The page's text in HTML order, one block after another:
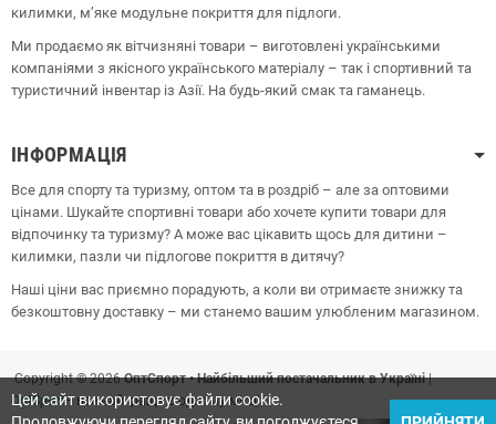
килимки, м’яке модульне покриття для підлоги.
Ми продаємо як вітчизняні товари – виготовлені українськими
компаніями з якісного українського матеріалу – так і спортивний та
туристичний інвентар із Азії. На будь-який смак та гаманець.
ІНФОРМАЦІЯ
Все для спорту та туризму, оптом та в роздріб – але за оптовими
цінами. Шукайте спортивні товари або хочете купити товари для
відпочинку та туризму? А може вас цікавить щось для дитини –
килимки, пазли чи підлогове покриття в дитячу?
Наші ціни вас приємно порадують, а коли ви отримаєте знижку та
безкоштовну доставку – ми станемо вашим улюбленим магазином.
Copyright © 2026ОптСпорт • Найбільший постачальник в Україні|
OptSport– все найкраще в одному місці!
Цей сайт використовує файли cookie.